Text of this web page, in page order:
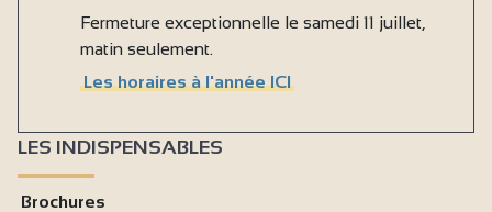
Fermeture exceptionnelle le samedi 11 juillet,
matin seulement.
Les horaires à l'année ICI
LES INDISPENSABLES
Brochures